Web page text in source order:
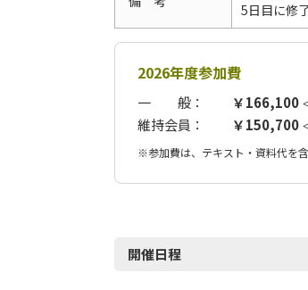
5日目に修
2026年度参加費
一 般： ￥166,100
維持会員： ￥150,700
※参加費は、テキスト・資料代を含
開催日程